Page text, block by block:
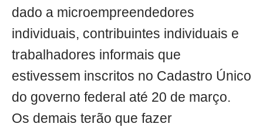
dado a microempreendedores
individuais, contribuintes individuais e
trabalhadores informais que
estivessem inscritos no Cadastro Único
do governo federal até 20 de março.
Os demais terão que fazer